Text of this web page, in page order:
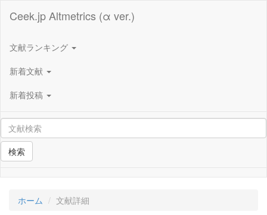
Ceek.jp Altmetrics (α ver.)
文献ランキング
新着文献
新着投稿
検索
ホーム 文献詳細